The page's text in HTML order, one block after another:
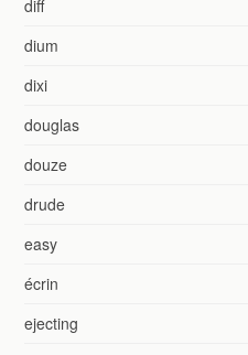
diff
dium
dixi
douglas
douze
drude
easy
écrin
ejecting